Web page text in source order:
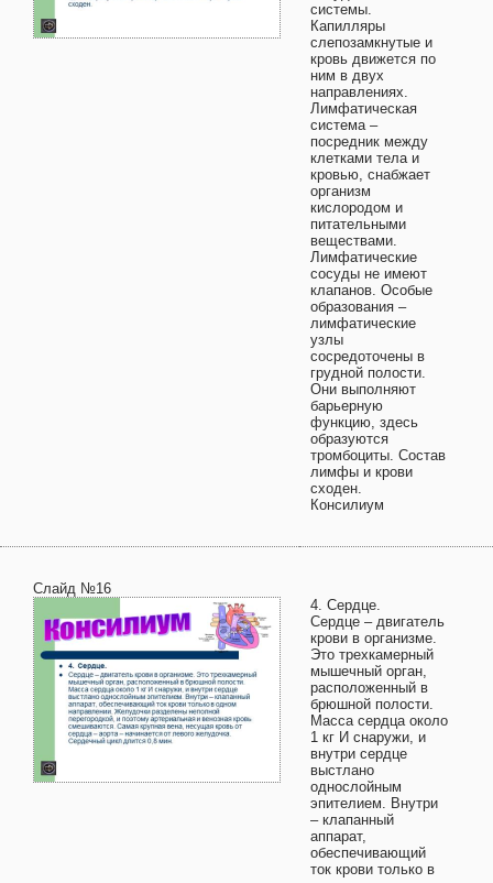
системы.
Капилляры
слепозамкнутые и
кровь движется по
ним в двух
направлениях.
Лимфатическая
система –
посредник между
клетками тела и
кровью, снабжает
организм
кислородом и
питательными
веществами.
Лимфатические
сосуды не имеют
клапанов. Особые
образования –
лимфатические
узлы
сосредоточены в
грудной полости.
Они выполняют
барьерную
функцию, здесь
образуются
тромбоциты. Состав
лимфы и крови
сходен.
Консилиум
Слайд №16
4. Сердце.
Сердце – двигатель
крови в организме.
Это трехкамерный
мышечный орган,
расположенный в
брюшной полости.
Масса сердца около
1 кг И снаружи, и
внутри сердце
выстлано
однослойным
эпителием. Внутри
– клапанный
аппарат,
обеспечивающий
ток крови только в